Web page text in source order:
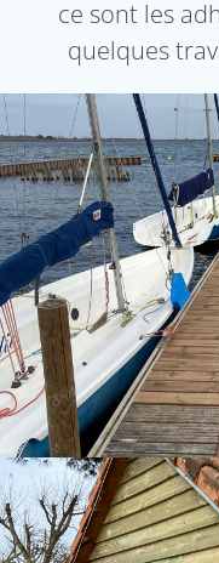
ce sont les
quelques